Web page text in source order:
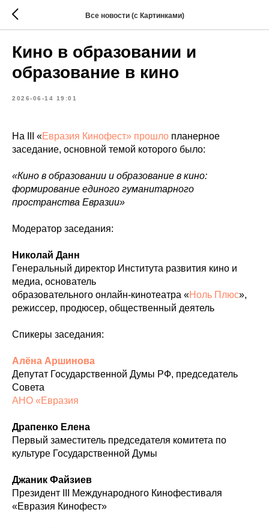
Все новости (с Картинками)
Кино в образовании и
образование в кино
2026-06-14 19:01
На III «Евразия Кинофест» прошло планерное
заседание, основной темой которого было:
«Кино в образовании и образование в кино:
формирование единого гуманитарного
пространства Евразии»
Модератор заседания:
Николай Данн
Генеральный директор Института развития кино и
медиа, основатель
образовательного онлайн-кинотеатра «Ноль Плюс»,
режиссер, продюсер, общественный деятель
Спикеры заседания:
Алёна Аршинова
Депутат Государственной Думы РФ, председатель
Совета
АНО «Евразия
Драпенко Елена
Первый заместитель председателя комитета по
культуре Государственной Думы
Джаник Файзиев
Президент III Международного Кинофестиваля
«Евразия Кинофест»